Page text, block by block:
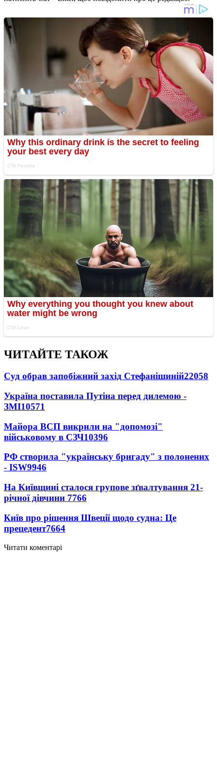
ЧИТАЙТЕ ТАКОЖ
Суд обрав запобіжний захід Стефанішиній22058
Україна поставила Путіна перед дилемою -
ЗМІ10571
Майора ВСП викрили на "допомозі"
військовому в СЗЧ10396
РФ створила "українську бригаду" з полонених
- ISW9946
На Київщині сталося групове зґвалтування 21-
річної дівчини 7766
Київ про рішення Швеції щодо судна: Це
прецедент7664
Читати коментарі